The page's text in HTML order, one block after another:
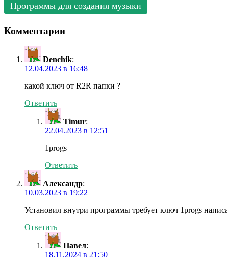
Программы для создания музыки
Комментарии
Denchik:
12.04.2023 в 16:48
какой ключ от R2R папки ?
Ответить
Timur:
22.04.2023 в 12:51
1progs
Ответить
Александр:
10.03.2023 в 19:22
Установил внутри программы требует ключ 1progs
Ответить
Павел:
18.11.2024 в 21:50